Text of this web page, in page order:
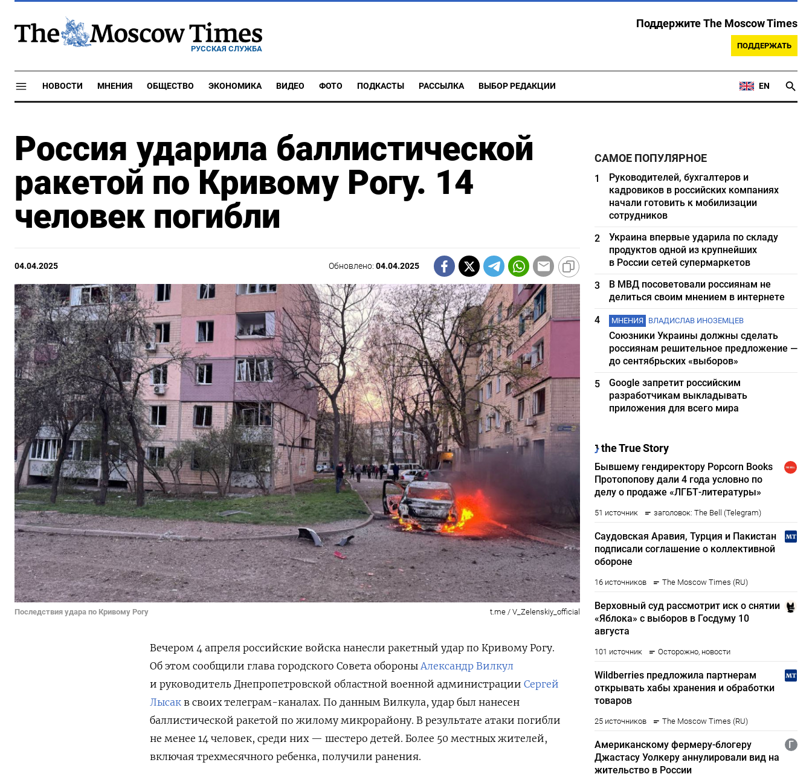
РУССКАЯ СЛУЖБА
Поддержите The Moscow Times
ПОДДЕРЖАТЬ
НОВОСТИ МНЕНИЯ ОБЩЕСТВО ЭКОНОМИКА ВИДЕО ФОТО ПОДКАСТЫ РАССЫЛКА ВЫБОР РЕДАКЦИИ EN
Россия ударила баллистической
ракетой по Кривому Рогу. 14
человек погибли
04.04.2025 Обновлено:04.04.2025
Последствия удара по Кривому Рогу t.me / V_Zelenskiy_official
Вечером 4 апреля российские войска нанесли ракетный удар по Кривому Рогу.
Об этом сообщили глава городского Совета обороны Александр Вилкул
и руководитель Днепропетровской областной военной администрации Сергей
Лысак в своих телеграм-каналах. По данным Вилкула, удар был нанесен
баллистической ракетой по жилому микрорайону. В результате атаки погибли
не менее 14 человек, среди них — шестеро детей. Более 50 местных жителей,
включая трехмесячного ребенка, получили ранения.
САМОЕ ПОПУЛЯРНОЕ
1
Руководителей, бухгалтеров и
кадровиков в российских компаниях
начали готовить к мобилизации
сотрудников
2
Украина впервые ударила по складу
продуктов одной из крупнейших
в России сетей супермаркетов
3
В МВД посоветовали россиянам не
делиться своим мнением в интернете
4
МНЕНИЯ ВЛАДИСЛАВ ИНОЗЕМЦЕВ
Союзники Украины должны сделать
россиянам решительное предложение —
до сентябрьских «выборов»
5
Google запретит российским
разработчикам выкладывать
приложения для всего мира